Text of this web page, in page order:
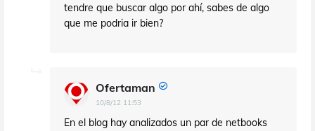
tendre que buscar algo por ahí, sabes de algo
que me podria ir bien?
Ofertaman
10/8/12 11:53
En el blog hay analizados un par de netbooks